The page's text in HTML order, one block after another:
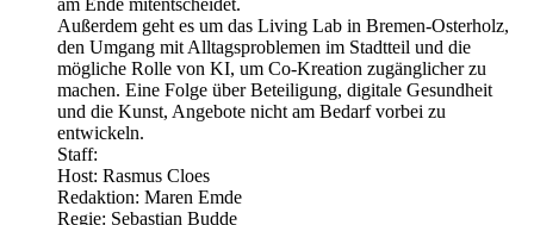
am Ende mitentscheidet.
Außerdem geht es um das Living Lab in Bremen-Osterholz,
den Umgang mit Alltagsproblemen im Stadtteil und die
mögliche Rolle von KI, um Co-Kreation zugänglicher zu
machen. Eine Folge über Beteiligung, digitale Gesundheit
und die Kunst, Angebote nicht am Bedarf vorbei zu
entwickeln.
Staff:
Host: Rasmus Cloes
Redaktion: Maren Emde
Regie: Sebastian Budde